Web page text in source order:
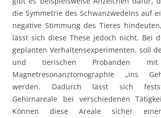
die Symmetrie des Schwanzwedelns auf
negative Stimmung des Tieres
lässt sich diese These jedoch nicht. Bei
geplanten Verhaltensexperimenten, soll
und tierischen Probanden
Magnetresonanztomographie „ins
werden. Dadurch lässt sich
Gehirnareale bei verschiedenen
Können diese Areale sicher